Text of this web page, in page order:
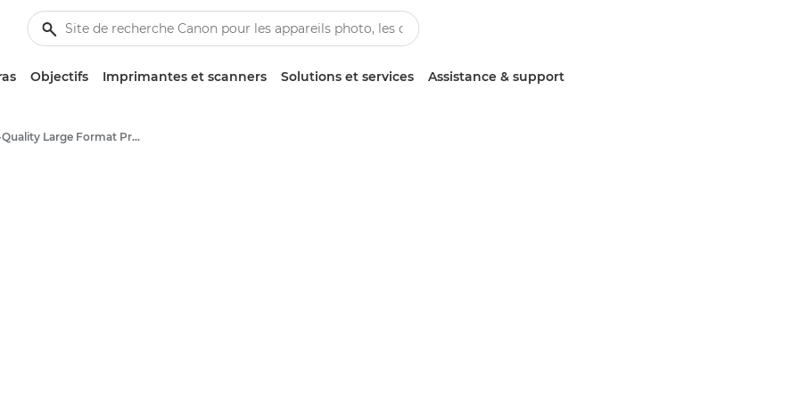
Objectifs Imprimantes et scanners Solutions et services Assistance & support
High-Quality Large Format Printers for CAD/GIS and Stunning Graphics